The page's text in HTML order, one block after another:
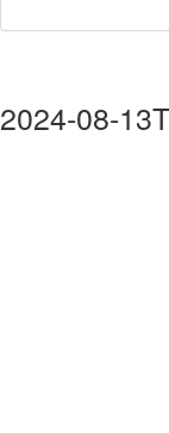
2024-08-